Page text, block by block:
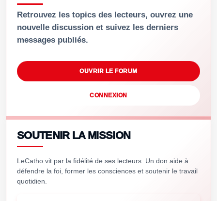
Retrouvez les topics des lecteurs, ouvrez une
nouvelle discussion et suivez les derniers
messages publiés.
OUVRIR LE FORUM
CONNEXION
SOUTENIR LA MISSION
LeCatho vit par la fidélité de ses lecteurs. Un don aide à
défendre la foi, former les consciences et soutenir le travail
quotidien.